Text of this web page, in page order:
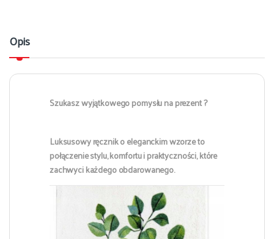
Opis
Szukasz wyjątkowego pomysłu na prezent ?
Luksusowy ręcznik o eleganckim wzorze to
połączenie stylu, komfortu i praktyczności, które
zachwyci każdego obdarowanego.